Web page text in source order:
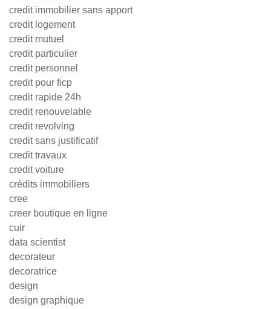
credit immobilier sans apport
credit logement
credit mutuel
credit particulier
credit personnel
credit pour ficp
credit rapide 24h
credit renouvelable
credit revolving
credit sans justificatif
credit travaux
credit voiture
crédits immobiliers
cree
creer boutique en ligne
cuir
data scientist
decorateur
decoratrice
design
design graphique